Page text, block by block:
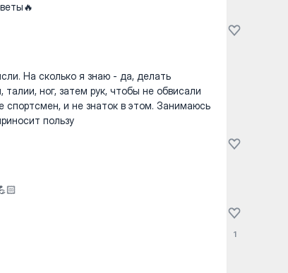
На сколько я знаю - да, делать
ног, затем рук, чтобы не обвисали
и не знаток в этом. Занимаюсь
пользу
1